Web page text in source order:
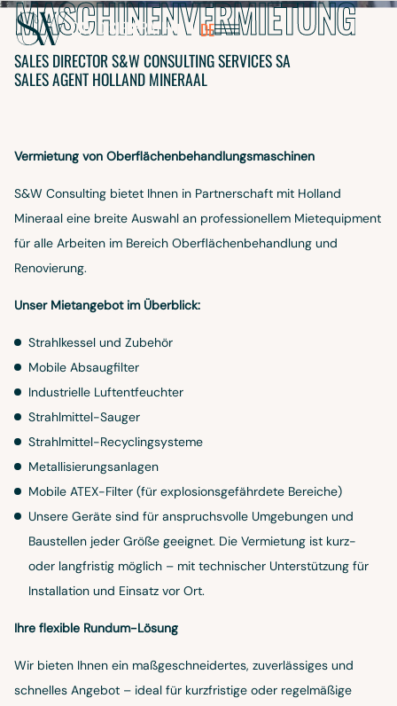
DAVIDSIEBERATHFR DE
MASCHINENVERMIETUNG
SALES DIRECTOR S&W CONSULTING SERVICES SA
SALES AGENT HOLLAND MINERAAL
Vermietung von Oberflächenbehandlungsmaschinen
S&W Consulting bietet Ihnen in Partnerschaft mit Holland
Mineraal eine breite Auswahl an professionellem Miet­equipment
für alle Arbeiten im Bereich Oberflächenbehandlung und
Renovierung.
Unser Mietangebot im Überblick:
Strahlkessel und Zubehör
Mobile Absaugfilter
Industrielle Luftentfeuchter
Strahlmittel-Sauger
Strahlmittel-Recyclingsysteme
Metallisierungsanlagen
Mobile ATEX-Filter (für explosionsgefährdete Bereiche)
Unsere Geräte sind für anspruchsvolle Umgebungen und
Baustellen jeder Größe geeignet. Die Vermietung ist kurz-
oder langfristig möglich – mit technischer Unterstützung für
Installation und Einsatz vor Ort.
Ihre flexible Rundum-Lösung
Wir bieten Ihnen ein maßgeschneidertes, zuverlässiges und
schnelles Angebot – ideal für kurzfristige oder regelmäßige